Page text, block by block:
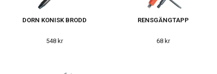
DORN KONISK BRODD
548 kr
RENSGÄNGTAPP
68 kr